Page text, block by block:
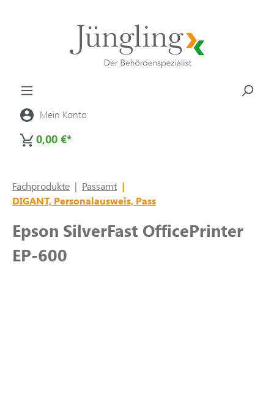
Mein Konto
0,00 €*
Fachprodukte | Passamt |
DIGANT, Personalausweis, Pass
Epson SilverFast OfficePrinter
EP-600